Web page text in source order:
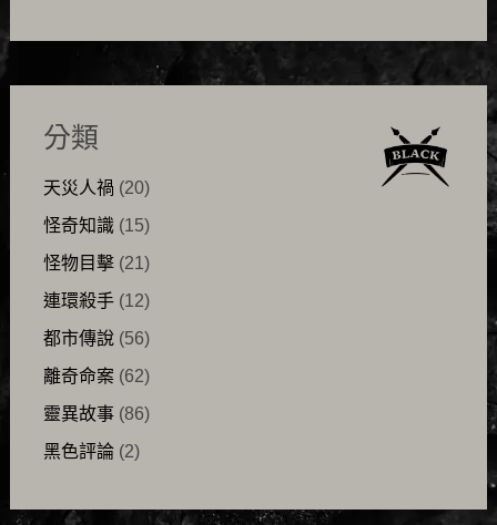
分類
天災人禍 (20)
怪奇知識(15)
怪物目擊(21)
連環殺手(12)
都市傳說(56)
離奇命案(62)
靈異故事(86)
黑色評論(2)